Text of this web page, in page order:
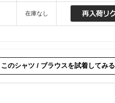
在庫なし
このシャツ / ブラウスを試着してみる